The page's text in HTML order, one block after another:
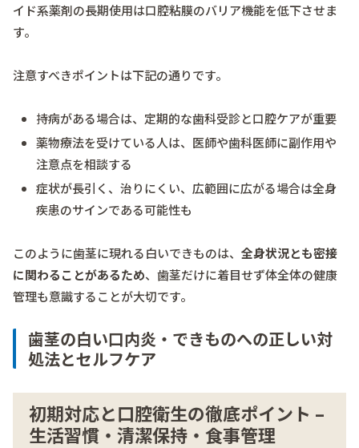
イド系薬剤の長期使用は口腔粘膜のバリア機能を低下させま
す。
注意すべきポイントは下記の通りです。
持病がある場合は、定期的な歯科受診と口腔ケアが重要
薬物療法を受けている人は、医師や歯科医師に副作用や
注意点を相談する
症状が長引く、治りにくい、広範囲に広がる場合は全身
疾患のサインである可能性も
このように歯茎に現れる白いできものは、 全身状況とも密接
に関わることがあるため、歯茎だけに着目せず体全体の健康
管理も意識することが大切です。
歯茎の白い口内炎・できものへの正しい対
処法とセルフケア
初期対応と口腔衛生の徹底ポイント –
生活習慣・清潔保持・食事管理